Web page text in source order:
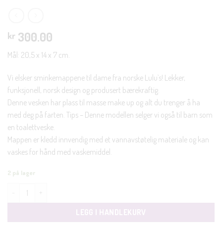
kr 300.00
Mål: 20,5 x 14 x 7 cm.
Vi elsker sminkemappene til dame fra norske Lulu`s! Lekker,
funksjonell, norsk design og produsert bærekraftig.
Denne vesken har plass til masse make up og alt du trenger å ha
med deg på farten. Tips – Denne modellen selger vi også til barn som
en toalettveske.
Mappen er kledd innvendig med et vannavstøtelig materiale og kan
vaskes for hånd med vaskemiddel.
2 på lager
Lulus toalettmappe liten småblomster pastell antall
LEGG I HANDLEKURV